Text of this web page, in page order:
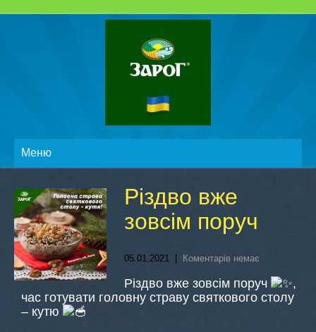
Меню
Різдво вже
зовсім поруч
05.01.2021 Коментарів немає
Різдво вже зовсім поруч
,
час готувати головну страву святкового столу
– кутю